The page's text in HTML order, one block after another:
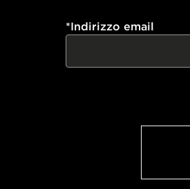
*Indirizzo email